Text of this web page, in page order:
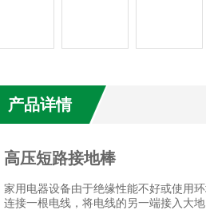
产品详情
高压短路接地棒
家用电器设备由于绝缘性能不好或使用
连接一根电线，将电线的另一端接入大